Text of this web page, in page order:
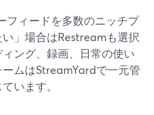
フィードを多数のニッチプ
」場合はRestreamも選択
ング、録画、日常の使い
ムはStreamYardで一元管
います。